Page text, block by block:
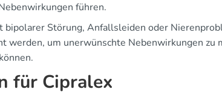
führen.
Störung, Anfallsleiden oder
werden, um unerwünschte Nebenwirkungen zu
für Cipralex